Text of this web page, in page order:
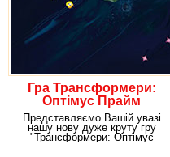
Гра Трансформери:
Оптімус Прайм
Представляємо Вашій увазі
нашу нову дуже круту гру
"Трансформери: Оптімус